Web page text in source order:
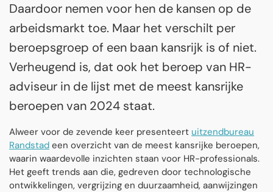
Daardoor nemen voor hen de kansen op de
arbeidsmarkt toe. Maar het verschilt per
beroepsgroep of een baan kansrijk is of niet.
Verheugend is, dat ook het beroep van HR-
adviseur in de lijst met de meest kansrijke
beroepen van 2024 staat.
Alweer voor de zevende keer presenteert uitzendbureau
Randstad een overzicht van de meest kansrijke beroepen,
waarin waardevolle inzichten staan voor HR-professionals.
Het geeft trends aan die, gedreven door technologische
ontwikkelingen, vergrijzing en duurzaamheid, aanwijzingen